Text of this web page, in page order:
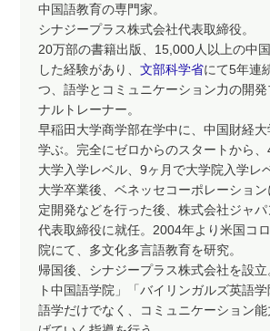
中国語教育の専門家。
シナジープラス株式会社代表取締役。
20万部の書籍出版、15,000人以上の中
した経験があり、文部科学省にて5年連
つ、語学とコミュニケーション力の開発
ナルトレーナー。
早稲田大学商学部在学中に、中国財経
学ぶ。完全にゼロからのスタートから
大学入学レベル、9ヶ月で大学院入学レ
大学卒業後、ベネッセコーポレーショ
定開発などを行った後、株式会社ジャ
代表取締役に就任。2004年より米国コ
院にて、多文化多言語教育を研究。
帰国後、シナジープラス株式会社を設
ト中国語学院」「バイリンガルズ英語学
語学だけでなく、コミュニケーション